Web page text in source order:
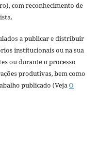
com reconhecimento de
a publicar e distribuir
institucionais ou na sua
ou durante o processo
produtivas, bem como
publicado (VejaO